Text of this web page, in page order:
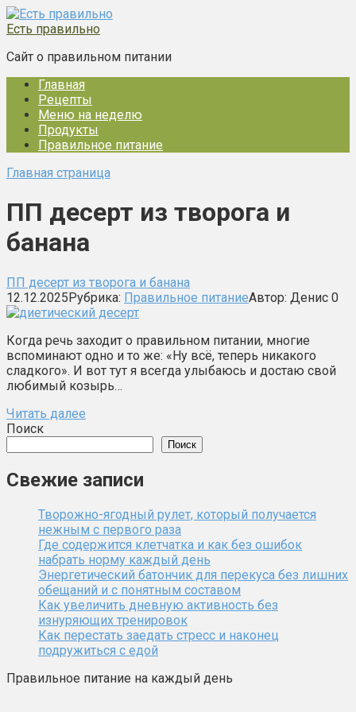
Перейти
к
Есть правильно
Сайт о правильном питании
Главная
Рецепты
Меню на неделю
Продукты
Правильное питание
Главная страница
ПП десерт из творога и
банана
ПП десерт из творога и банана
12.12.2025Рубрика: Правильное питаниеАвтор: Денис 0
Когда речь заходит о правильном питании, многие
вспоминают одно и то же: «Ну всё, теперь никакого
сладкого». И вот тут я всегда улыбаюсь и достаю свой
любимый козырь…
Читать далее
Поиск
Поиск
Свежие записи
Творожно-ягодный рулет, который получается
нежным с первого раза
Где содержится клетчатка и как без ошибок
набрать норму каждый день
Энергетический батончик для перекуса без лишних
обещаний и с понятным составом
Как увеличить дневную активность без
изнуряющих тренировок
Как перестать заедать стресс и наконец
подружиться с едой
Правильное питание на каждый день